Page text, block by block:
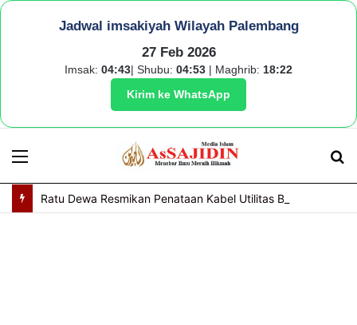
Jadwal imsakiyah Wilayah Palembang
27 Feb 2026
Imsak: 04:43| Shubu: 04:53 | Maghrib: 18:22
Kirim ke WhatsApp
Menu